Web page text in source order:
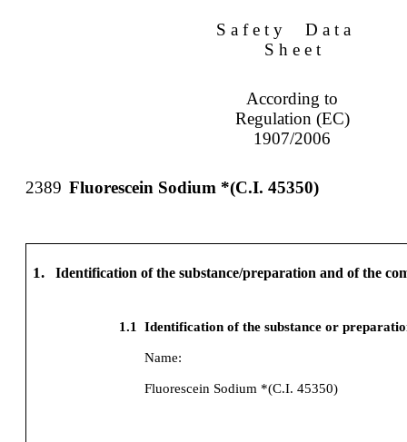
S a f e t y
D a t a
S h e e t
According to
Regulation (EC)
1907/2006
2389 Fluorescein Sodium *(C.I. 45350)
1. Identification of the substance/preparation and of the
1.1 Identification of the substance or
Name:
Fluorescein Sodium *(C.I. 45350)